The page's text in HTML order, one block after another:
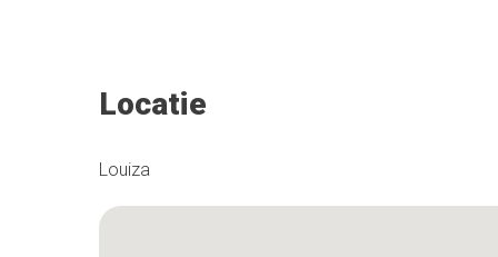
Locatie
Louiza